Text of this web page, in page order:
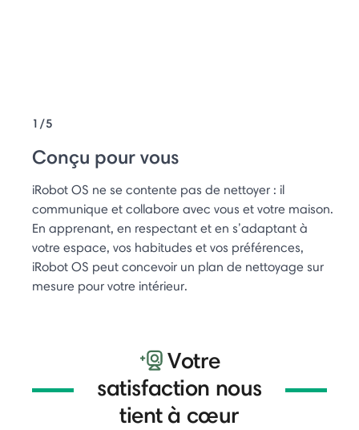
1/5
Conçu pour vous
iRobot OS ne se contente pas de nettoyer : il
communique et collabore avec vous et votre maison.
En apprenant, en respectant et en s’adaptant à
votre espace, vos habitudes et vos préférences,
iRobot OS peut concevoir un plan de nettoyage sur
mesure pour votre intérieur.
Votre
satisfaction nous
tient à cœur